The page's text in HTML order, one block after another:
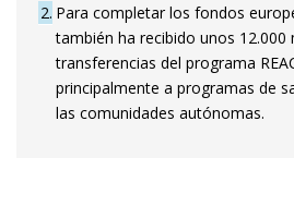
2 Para completar los fondos
también ha recibido unos 12.000
transferencias del programa
principalmente a programas de
las comunidades autónomas.